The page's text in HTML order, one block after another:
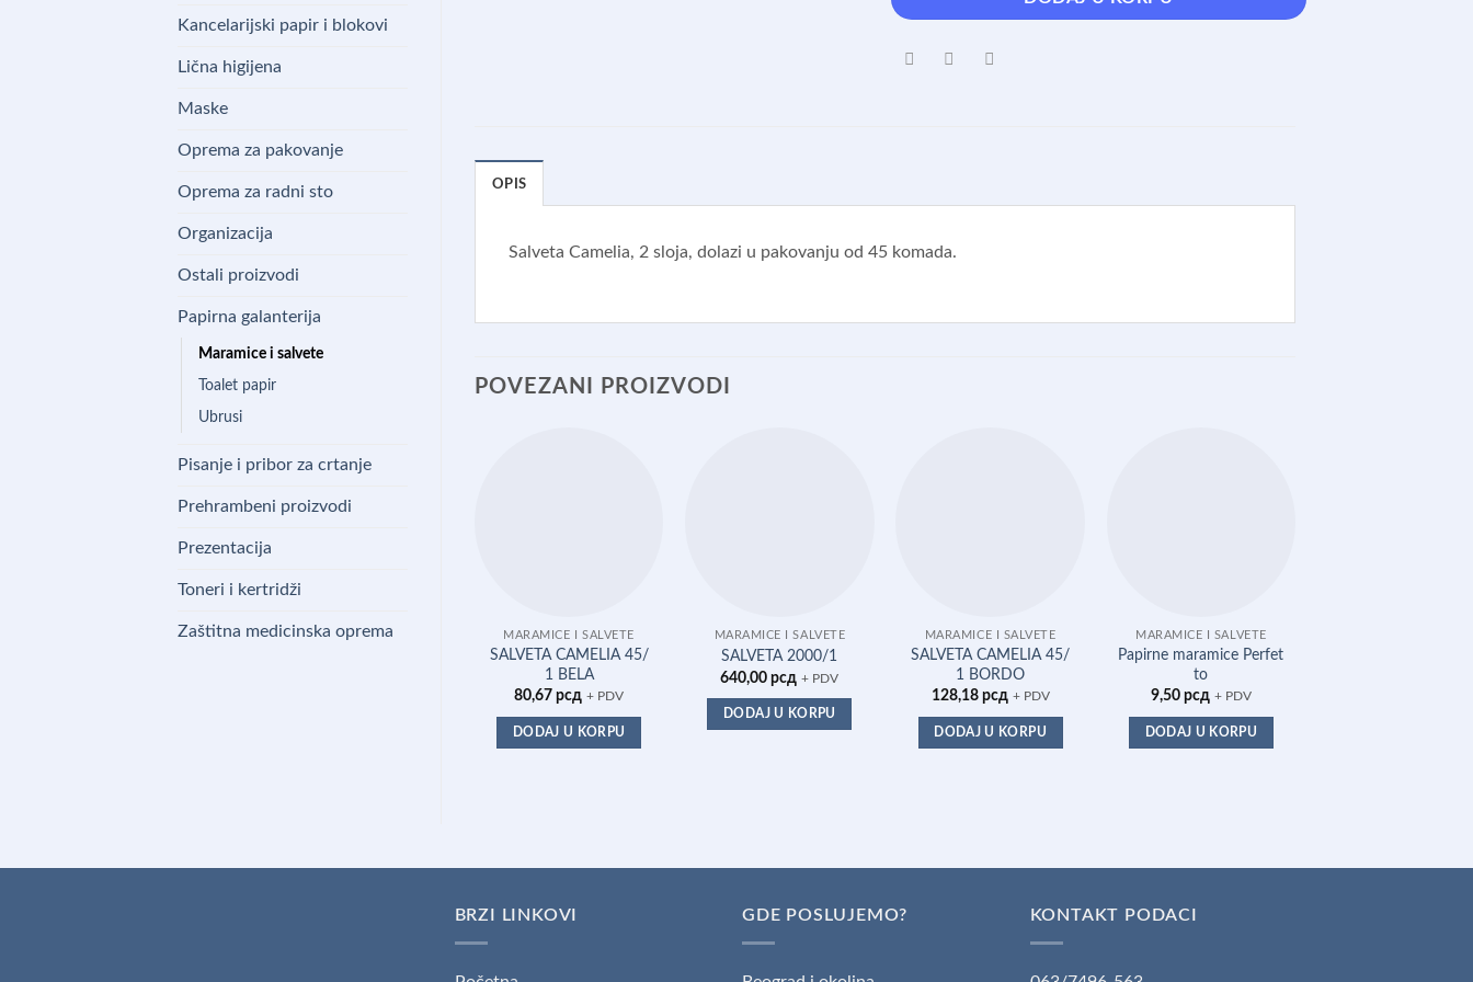
Kancelarijski papir i blokovi
Lična higijena
Maske
Oprema za pakovanje
Oprema za radni sto
Organizacija
Ostali proizvodi
Papirna galanterija
Maramice i salvete
Toalet papir
Ubrusi
Pisanje i pribor za crtanje
Prehrambeni proizvodi
Prezentacija
Toneri i kertridži
Zaštitna medicinska oprema
OPIS
Salveta Camelia, 2 sloja, dolazi u pakovanju od 45 komada.
POVEZANI PROIZVODI
MARAMICE I SALVETE
SALVETA CAMELIA 45/
1 BELA
80,67рсд + PDV
DODAJ U KORPU
MARAMICE I SALVETE
SALVETA 2000/1
640,00рсд + PDV
DODAJ U KORPU
MARAMICE I SALVETE
SALVETA CAMELIA 45/
1 BORDO
128,18 рсд + PDV
DODAJ U KORPU
MARAMICE I SALVETE
Papirne maramice Perfet
to
9,50 рсд + PDV
DODAJ U KORPU
BRZI LINKOVI GDE POSLUJEMO? KONTAKT PODACI